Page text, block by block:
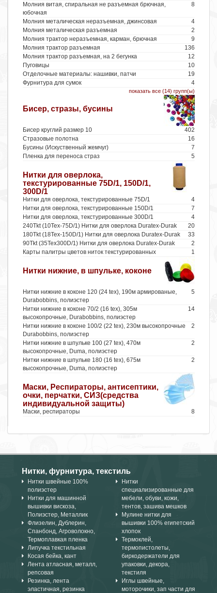
8
Молния витая, спиральная не разъемная брючная,
юбочная
4
Молния металическая неразъемная, джинсовая
2
Молния металическая разъемная
9
Молния трактор неразъемная, карман, брючная
136
Молния трактор разъемная
12
Молния трактор разъемная, на 2 бегунка
10
Пуговицы
19
Отделочные материалы: нашивки, патчи
4
Фурнитура для сумок
показать все (14) групп(ы)
Бисер, стразы, бусины
402
Бисер круглий размер 10
16
Стразовые полотна
7
Бусины (Искуственный жемчуг)
5
Пленка для переноса страз
Нитки для оверлока,
текстурированные 75D/1, 150D/1,
300D/1
4
Нитки для оверлока, текстурированные 75D/1
7
Нитки для оверлока, текстурированные 150D/1
4
Нитки для оверлока, текстурированные 300D/1
20
240Tkt (10Tex-75D/1) Нитки для оверлока Duratex-Durak
33
180Tkt (18Tex-150D/1) Нитки для оверлока Duratex-Durak
2
90Tkt (35Tex300D/1) Нитки для оверлока Duratex-Durak
1
Карты палитры цветов ниток текстурированных
Нитки нижние, в шпульке, коконе
5
Нитки нижние в коконе 120 (24 tex), 190м армированые,
Durabobbins, полиэстер
14
Нитки нижние в коконе 70/2 (16 tex), 305м
высокопрочные, Durabobbins, полиэстер
2
Нитки нижние в коконе 100/2 (22 tex), 230м высокопрочные
Durabobbins, полиэстер
2
Нитки нижние в шпульке 100 (27 tex), 470м
высокопрочные, Duma, полиэстер
2
Нитки нижние в шпульке 180 (16 tex), 675м
высокопрочные, Duma, полиэстер
Маски, Респираторы, антисептики,
очки, перчатки, СИЗ(средства
индивидуальной защиты)
8
Маски, респираторы
Нитки, фурнитура, текстиль
Нитки швейные 100%
полиэстер
Нитки для машинной
вышивки вискоза,
Полиэстер, Металлик
Флизелин, Дублерин,
Спанбонд, Агроволокно,
Термоплавкая пленка
Липучка текстильная
Косая бейка, кант
Лента атласная, металл,
репсовая
Резинка, лента
эластичная, резинка
Нитки
специализированные для
мебели, обуви, кожи,
тентов, зашива мешков
Мулине нитки для
вышивки 100% египетский
хлопок
Термоклей,
термопистолеты,
биркодержатели для
упаковки, декора,
текстиля
Иглы швейные,
моторочики, зап части для